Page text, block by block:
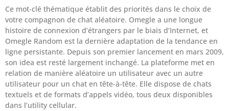
Ce mot-clé thématique établit des priorités dans le choix de
votre compagnon de chat aléatoire. Omegle a une longue
histoire de connexion d’étrangers par le biais d’Internet, et
Omegle Random est la dernière adaptation de la tendance en
ligne persistante. Depuis son premier lancement en mars 2009,
son idea est resté largement inchangé. La plateforme met en
relation de manière aléatoire un utilisateur avec un autre
utilisateur pour un chat en tête-à-tête. Elle dispose de chats
textuels et de formats d’appels vidéo, tous deux disponibles
dans l’utility cellular.